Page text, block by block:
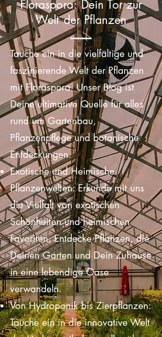
Willkommen bei
Floraspora: Dein Tor zur
Welt der Pflanzen
Tauche ein in die vielfältige und
faszinierende Welt der Pflanzen
mit Floraspora. Unser Blog ist
Deine ultimative Quelle für alles
rund um Gartenbau,
Pflanzenpflege und botanische
Entdeckungen.
Exotische und Heimische
Pflanzenwelten: Erkunde mit uns
die Vielfalt von exotischen
Schönheiten und heimischen
Favoriten. Entdecke Pflanzen, die
Deinen Garten und Dein Zuhause
in eine lebendige Oase
verwandeln.
Von Hydroponik bis Zierpflanzen: